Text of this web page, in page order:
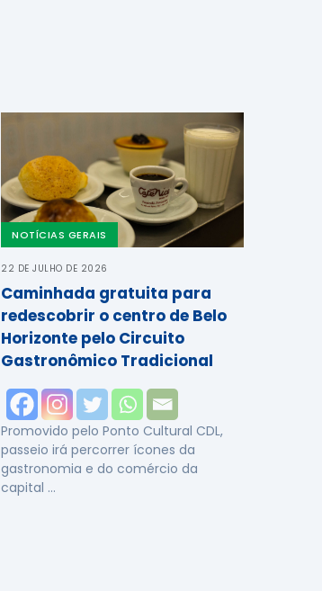
NOTÍCIAS GERAIS
22 DE JULHO DE 2026
Caminhada gratuita para
redescobrir o centro de Belo
Horizonte pelo Circuito
Gastronômico Tradicional
Promovido pelo Ponto Cultural CDL,
passeio irá percorrer ícones da
gastronomia e do comércio da
capital …